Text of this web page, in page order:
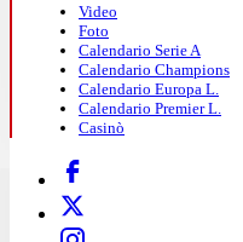
Video
Foto
Calendario Serie A
Calendario Champions
Calendario Europa L.
Calendario Premier L.
Casinò